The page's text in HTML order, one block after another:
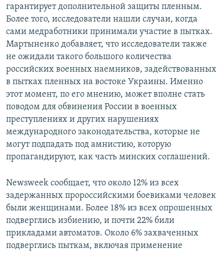
гарантирует дополнительной защиты пленным.
Более того, исследователи нашли случаи, когда
сами медработники принимали участие в пытках.
Мартыненко добавляет, что исследователи также
не ожидали такого большого количества
российских военных наемников, задействованных
в пытках пленных на востоке Украины. Именно
этот момент, по его мнению, может вполне стать
поводом для обвинения России в военных
преступлениях и других нарушениях
международного законодательства, которые не
могут подпадать под амнистию, которую
пропагандируют, как часть минских соглашений.
Newsweek сообщает, что около 12% из всех
задержанных пророссийскими боевиками человек
были женщинами. Более 18% из всех опрошенных
подверглись избиению, и почти 22% били
прикладами автоматов. Около 6% захваченных
подверглись пыткам, включая применение